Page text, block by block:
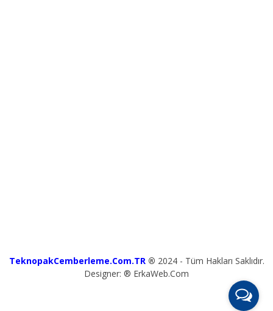
TeknopakCemberleme.Com.TR ® 2024 - Tüm Hakları Saklıdır.
Designer: ® ErkaWeb.Com